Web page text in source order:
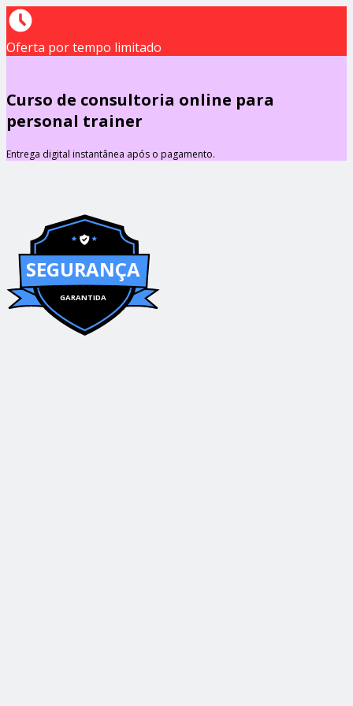
Oferta por tempo limitado
Curso de consultoria online para
personal trainer
Entrega digital instantânea após o pagamento.
SEGURANÇA
GARANTIDA